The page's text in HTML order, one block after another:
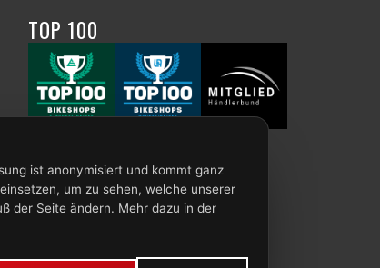
TOP 100
ist anonymisiert und kommt ganz
um zu sehen, welche unserer
der Seite ändern. Mehr dazu in der